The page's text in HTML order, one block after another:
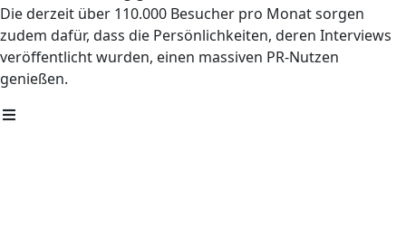
Die derzeit über 110.000 Besucher pro Monat sorgen
zudem dafür, dass die Persönlichkeiten, deren Interviews
veröffentlicht wurden, einen massiven PR-Nutzen
genießen.